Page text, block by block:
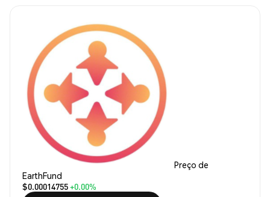
Preço de
EarthFund
$0.00014755+0.00%